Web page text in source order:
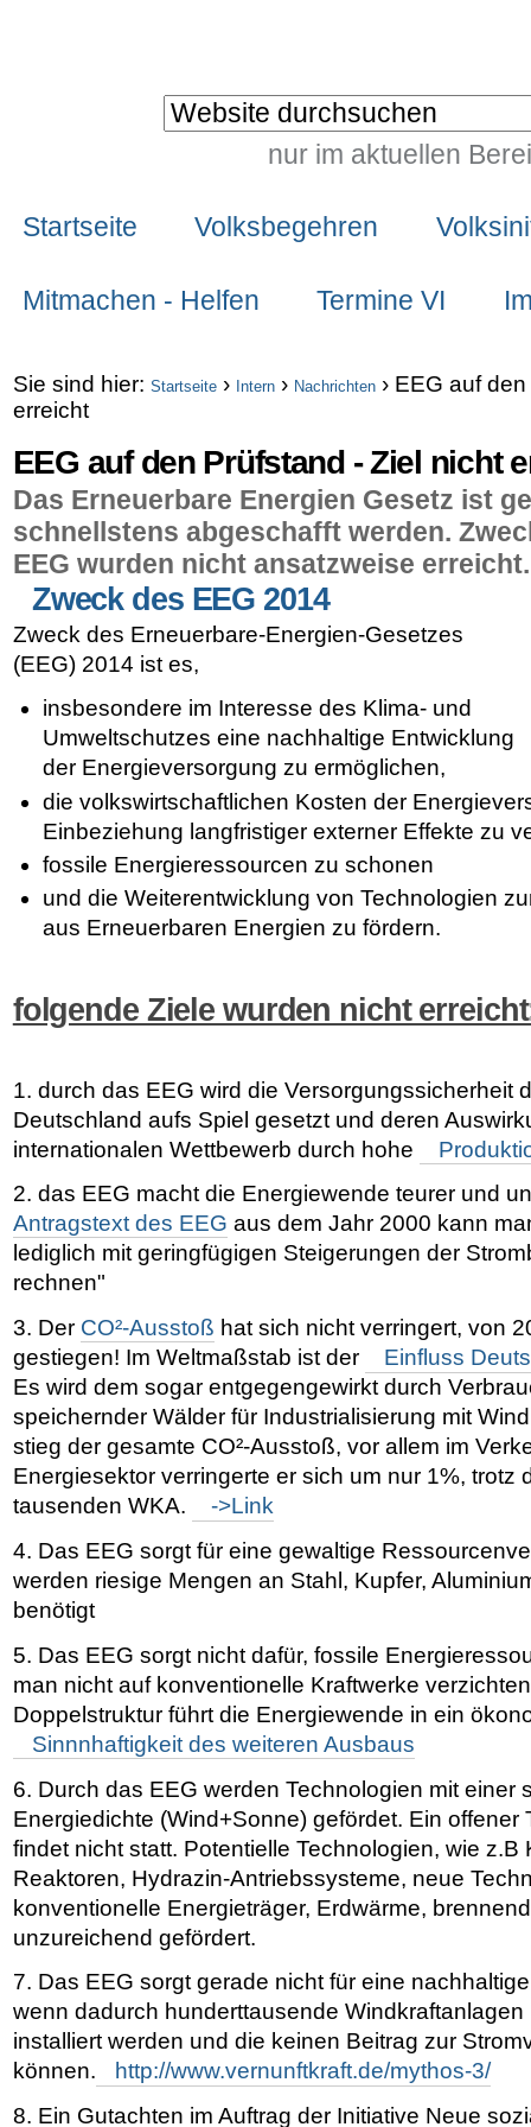
zur
Werkzeuge
Website durchsuchen
nur im aktuellen
Suche…
Sektionen
Startseite Volksbegehren
Mitmachen - Helfen Termine VI
Sie sind hier: Startseite › Intern › Nachrichten › EEG auf
erreicht
EEG auf den Prüfstand - Ziel nicht
Das Erneuerbare Energien Gesetz ist
schnellstens abgeschafft werden.
EEG wurden nicht ansatzweise erreicht.
Zweck des EEG 2014
Zweck des Erneuerbare-Energien-Gesetzes
(EEG) 2014 ist es,
insbesondere im Interesse des Klima- und
Umweltschutzes eine nachhaltige Entwicklung
der Energieversorgung zu ermöglichen,
die volkswirtschaftlichen Kosten der
Einbeziehung langfristiger externer Effekte zu
fossile Energieressourcen zu schonen
und die Weiterentwicklung von Technologien
aus Erneuerbaren Energien zu fördern.
folgende Ziele wurden nicht
1. durch das EEG wird die Versorgungssicherheit
Deutschland aufs Spiel gesetzt und deren
internationalen Wettbewerb durch hohe
2. das EEG macht die Energiewende teurer und
Antragstext des EEG aus dem Jahr 2000 kann
lediglich mit geringfügigen Steigerungen der
rechnen"
3. Der CO²-Ausstoß hat sich nicht verringert, von
gestiegen! Im Weltmaßstab ist der
Einfluss
Es wird dem sogar entgegengewirkt durch
speichernder Wälder für Industrialisierung mit
stieg der gesamte CO²-Ausstoß, vor allem im
Energiesektor verringerte er sich um nur 1%, trotz
tausenden WKA.
->Link
4. Das EEG sorgt für eine gewaltige
werden riesige Mengen an Stahl, Kupfer,
benötigt
5. Das EEG sorgt nicht dafür, fossile
man nicht auf konventionelle Kraftwerke
Doppelstruktur führt die Energiewende in ein
Sinnnhaftigkeit des weiteren Ausbaus
6. Durch das EEG werden Technologien mit einer
Energiedichte (Wind+Sonne) gefördet. Ein offener
findet nicht statt. Potentielle Technologien, wie z.B
Reaktoren, Hydrazin-Antriebssysteme, neue
konventionelle Energieträger, Erdwärme,
unzureichend gefördert.
7. Das EEG sorgt gerade nicht für eine
wenn dadurch hunderttausende
installiert werden und die keinen Beitrag zur
können.
http://www.vernunftkraft.de/mythos-3/
8. Ein Gutachten im Auftrag der Initiative Neue